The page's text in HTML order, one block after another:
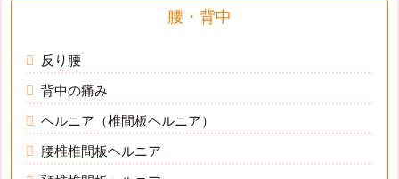
腰・背中
反り腰
背中の痛み
ヘルニア（椎間板ヘルニア）
腰椎椎間板ヘルニア